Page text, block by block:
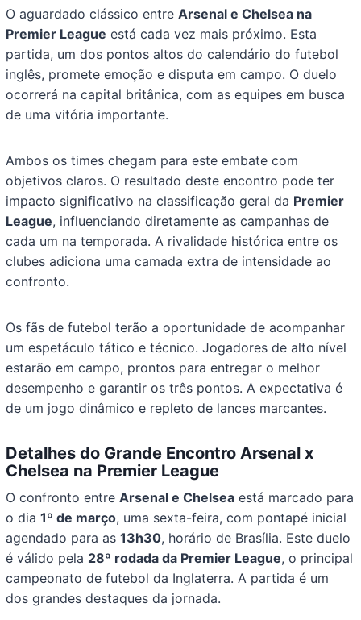
O aguardado clássico entreArsenal e Chelsea na
Premier League está cada vez mais próximo. Esta
partida, um dos pontos altos do calendário do futebol
inglês, promete emoção e disputa em campo. O duelo
ocorrerá na capital britânica, com as equipes em busca
de uma vitória importante.
Ambos os times chegam para este embate com
objetivos claros. O resultado deste encontro pode ter
impacto significativo na classificação geral da Premier
League, influenciando diretamente as campanhas de
cada um na temporada. A rivalidade histórica entre os
clubes adiciona uma camada extra de intensidade ao
confronto.
Os fãs de futebol terão a oportunidade de acompanhar
um espetáculo tático e técnico. Jogadores de alto nível
estarão em campo, prontos para entregar o melhor
desempenho e garantir os três pontos. A expectativa é
de um jogo dinâmico e repleto de lances marcantes.
Detalhes do Grande EncontroArsenal x
Chelsea na Premier League
O confronto entreArsenal e Chelsea está marcado para
o dia1º de março, uma sexta-feira, com pontapé inicial
agendado para as13h30, horário de Brasília. Este duelo
é válido pela 28ª rodada da Premier League, o principal
campeonato de futebol da Inglaterra. A partida é um
dos grandes destaques da jornada.